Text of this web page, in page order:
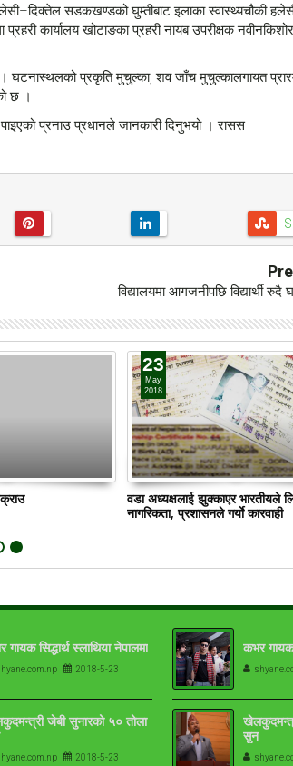
सडकखण्डको घुम्तीबाट इलाका स्वास्थ्यचौकी
कार्यालय खोटाङका प्रहरी नायब उपरीक्षक
घटनास्थलको प्रकृति मुचुल्का, शव जाँच मुचुल्कालगायत
छ ।
प्रनाउ प्रधानले जानकारी दिनुभयो । रासस
विद्यालयमा आगजनीपछि विद्यार्थी रुदै
23
May
2018
वडा अध्यक्षलाई झुक्काएर भारतीयले
नागरिकता, प्रशासनले गर्याे कारवाही
गायक सिद्धार्थ स्लाथिया नेपालमा
2018-5-23
जेबी सुनारको ५० तोला
2018-5-23
कभर गायक
सुन